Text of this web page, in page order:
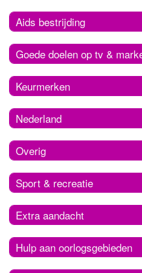
Aids bestrijding
Goede doelen op tv &
Keurmerken
Nederland
Overig
Sport & recreatie
Extra aandacht
Hulp aan oorlogsgebieden